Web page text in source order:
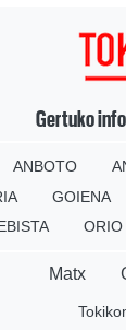
Gertuko
ANBOTO
GOIENA
ORIO
Matx